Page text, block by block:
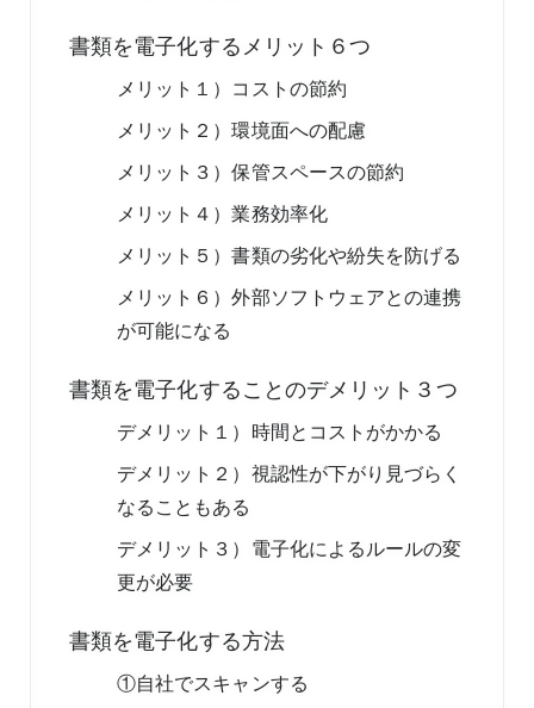
書類を電子化するメリット６つ
メリット１）コストの節約
メリット２）環境面への配慮
メリット３）保管スペースの節約
メリット４）業務効率化
メリット５）書類の劣化や紛失を防げる
メリット６）外部ソフトウェアとの連携
が可能になる
書類を電子化することのデメリット３つ
デメリット１）時間とコストがかかる
デメリット２）視認性が下がり見づらく
なることもある
デメリット３）電子化によるルールの変
更が必要
書類を電子化する方法
①自社でスキャンする